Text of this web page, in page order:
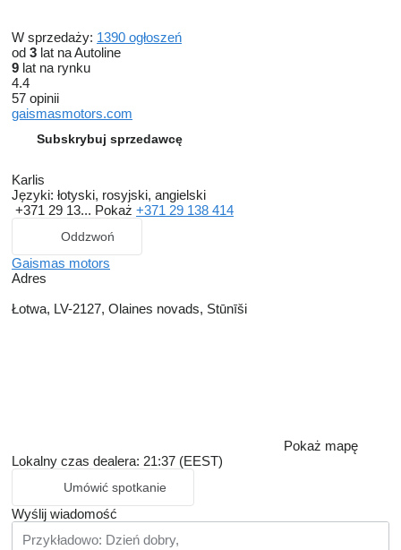
W sprzedaży: 1390 ogłoszeń
od 3 lat na Autoline
9 lat na rynku
4.4
57 opinii
gaismasmotors.com
Subskrybuj sprzedawcę
Karlis
Języki: łotyski, rosyjski, angielski
+371 29 13... Pokaż +371 29 138 414
Oddzwoń
Gaismas motors
Adres
Łotwa, LV-2127, Olaines novads, Stūnīši
Pokaż mapę
Lokalny czas dealera: 21:37 (EEST)
Umówić spotkanie
Wyślij wiadomość